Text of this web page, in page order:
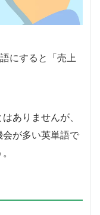
にすると「売上
ありませんが、
が多い英単語で